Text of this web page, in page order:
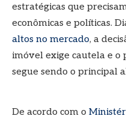
estratégicas que
econômicas e políticas.
altos no mercado, a
imóvel exige cautela e o
segue sendo o principal
De acordo com o